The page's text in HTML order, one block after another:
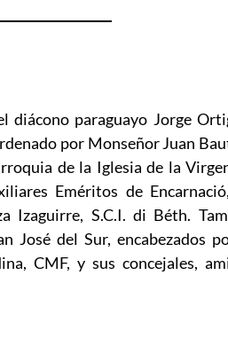
diácono paraguayo Jorge
por Monseñor Juan
de la Iglesia de la
Eméritos de
Izaguirre, S.C.I. di Béth.
José del Sur, encabezados
CMF, y sus concejales,